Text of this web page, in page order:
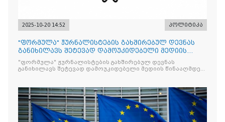
2025-10-20 14:52 პოლიტიკა
"ფორმულა" ჟურნალისტების გახშირებულ დევნას
განიხილავს შეტევად დამოუკიდებელი მედიის
წინააღმდ
"ფორმულა" ჟურნალისტების გახშირებულ დევნას
განიხილავს შეტევად დამოუკიდებელი მედიის წინააღმდეგ,